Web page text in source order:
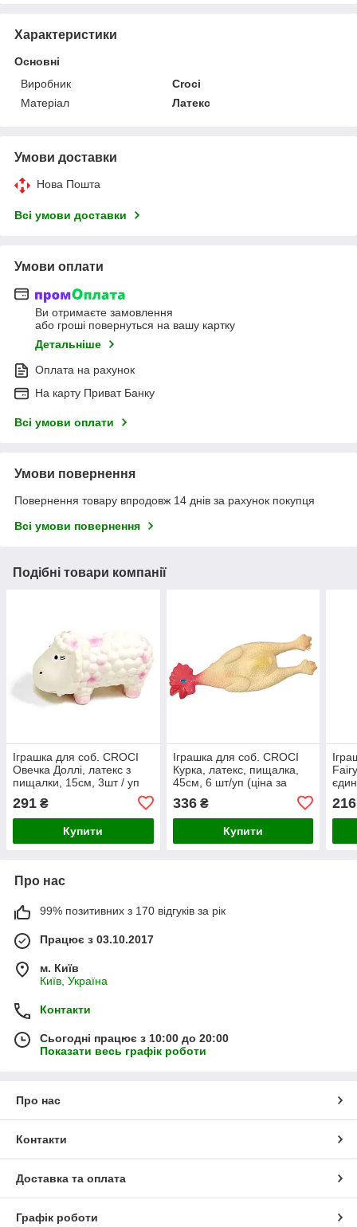
Характеристики
Основні
Виробник
Croci
Матеріал
Латекс
Умови доставки
Нова Пошта
Всі умови доставки
Умови оплати
Ви отримаєте замовлення
або гроші повернуться на вашу картку
Детальніше
Оплата на рахунок
На карту Приват Банку
Всі умови оплати
Умови повернення
Повернення товару впродовж 14 днів за рахунок покупця
Всі умови повернення
Подібні товари компанії
Іграшка для соб. CROCI
Овечка Доллі, латекс з
пищалки, 15см, 3шт / уп
291 ₴
Купити
Іграшка для соб. CROCI
Курка, латекс, пищалка,
45см, 6 шт/уп (ціна за
336₴
Купити
1шт)
216
Про нас
99% позитивних з 170 відгуків за рік
Працює з 03.10.2017
м. Київ
Київ, Україна
Контакти
Сьогодні працює з 10:00 до 20:00
Показати весь графік роботи
Про нас
Контакти
Доставка та оплата
Графік роботи